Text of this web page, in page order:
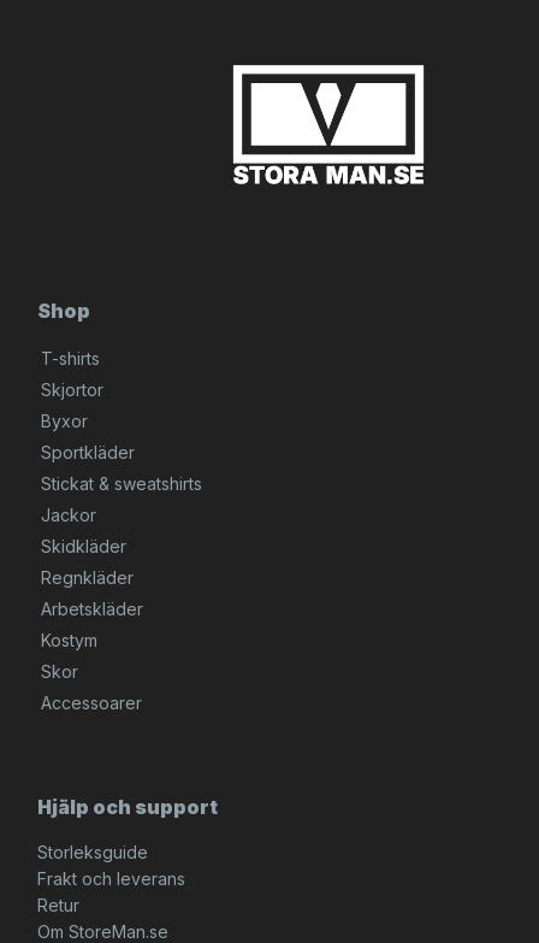
Shop
T-shirts
Skjortor
Byxor
Sportkläder
Stickat & sweatshirts
Jackor
Skidkläder
Regnkläder
Arbetskläder
Kostym
Skor
Accessoarer
Hjälp och support
Storleksguide
Frakt och leverans
Retur
Om StoreMan.se